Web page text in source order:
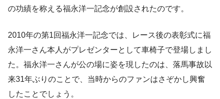
の功績を称える福永洋一記念が創設されたのです。
2010年の第1回福永洋一記念では、レース後の表彰式に福
永洋一さん本人がプレゼンターとして車椅子で登場しまし
た。福永洋一さんが公の場に姿を現したのは、落馬事故以
来31年ぶりのことで、当時からのファンはさぞかし興奮
したことでしょう。